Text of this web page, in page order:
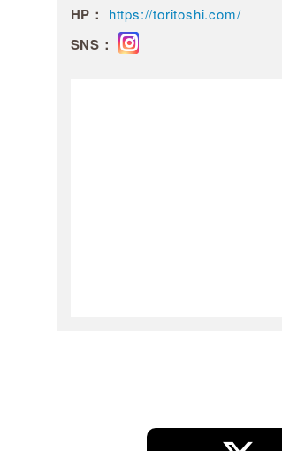
HP： https://toritoshi.com/
SNS：